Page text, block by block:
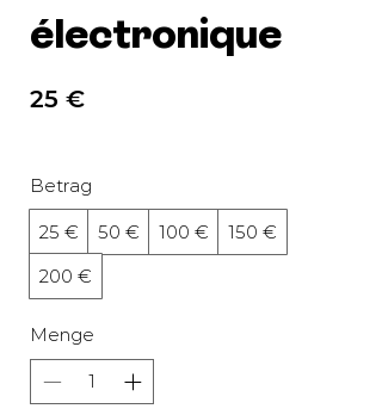
électronique
25 €
Betrag
25 € 50 € 100 €
150 €
200 €
Menge